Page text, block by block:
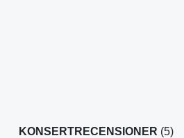
KONSERTRECENSIONER (5)